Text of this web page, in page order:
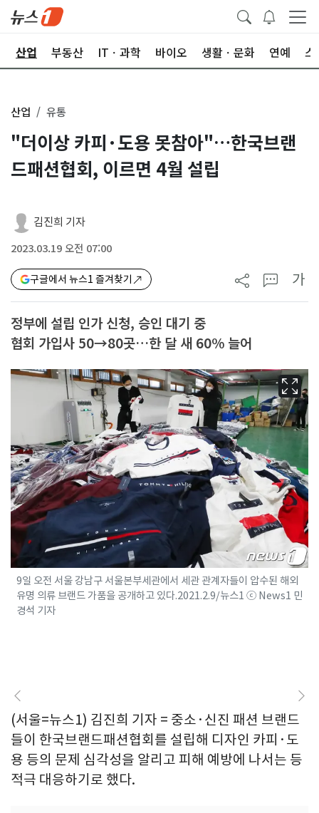
산업 부동산 ITㆍ과학 바이오 생활ㆍ문화 연예 스
산업 유통
"더이상 카피·도용 못참아"…한국브랜
드패션협회, 이르면 4월 설립
김진희 기자
2023.03.19 오전 07:00
구글에서 뉴스1 즐겨찾기 가
정부에 설립 인가 신청, 승인 대기 중
협회 가입사 50→80곳…한 달 새 60% 늘어
9일 오전 서울 강남구 서울본부세관에서 세관 관계자들이 압수된 해외
유명 의류 브랜드 가품을 공개하고 있다.2021.2.9/뉴스1 ⓒ News1 민
경석 기자
(서울=뉴스1) 김진희 기자 = 중소·신진 패션 브랜드
들이 한국브랜드패션협회를 설립해 디자인 카피·도
용 등의 문제 심각성을 알리고 피해 예방에 나서는 등
적극 대응하기로 했다.